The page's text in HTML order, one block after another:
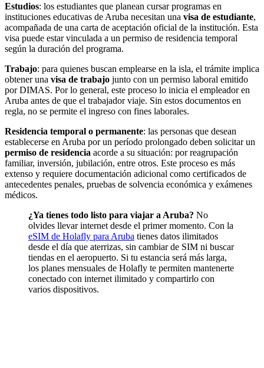
Estudios: los estudiantes que planean cursar programas en
instituciones educativas de Aruba necesitan una visa de estudiante,
acompañada de una carta de aceptación oficial de la institución. Esta
visa puede estar vinculada a un permiso de residencia temporal
según la duración del programa.
Trabajo: para quienes buscan emplearse en la isla, el trámite implica
obtener una visa de trabajo junto con un permiso laboral emitido
por DIMAS. Por lo general, este proceso lo inicia el empleador en
Aruba antes de que el trabajador viaje. Sin estos documentos en
regla, no se permite el ingreso con fines laborales.
Residencia temporal o permanente: las personas que desean
establecerse en Aruba por un período prolongado deben solicitar un
permiso de residencia acorde a su situación: por reagrupación
familiar, inversión, jubilación, entre otros. Este proceso es más
extenso y requiere documentación adicional como certificados de
antecedentes penales, pruebas de solvencia económica y exámenes
médicos.
¿Ya tienes todo listo para viajar a Aruba? No
olvides llevar internet desde el primer momento. Con la
eSIM de Holafly para Aruba tienes datos ilimitados
desde el día que aterrizas, sin cambiar de SIM ni buscar
tiendas en el aeropuerto. Si tu estancia será más larga,
los planes mensuales de Holafly te permiten mantenerte
conectado con internet ilimitado y compartirlo con
varios dispositivos.